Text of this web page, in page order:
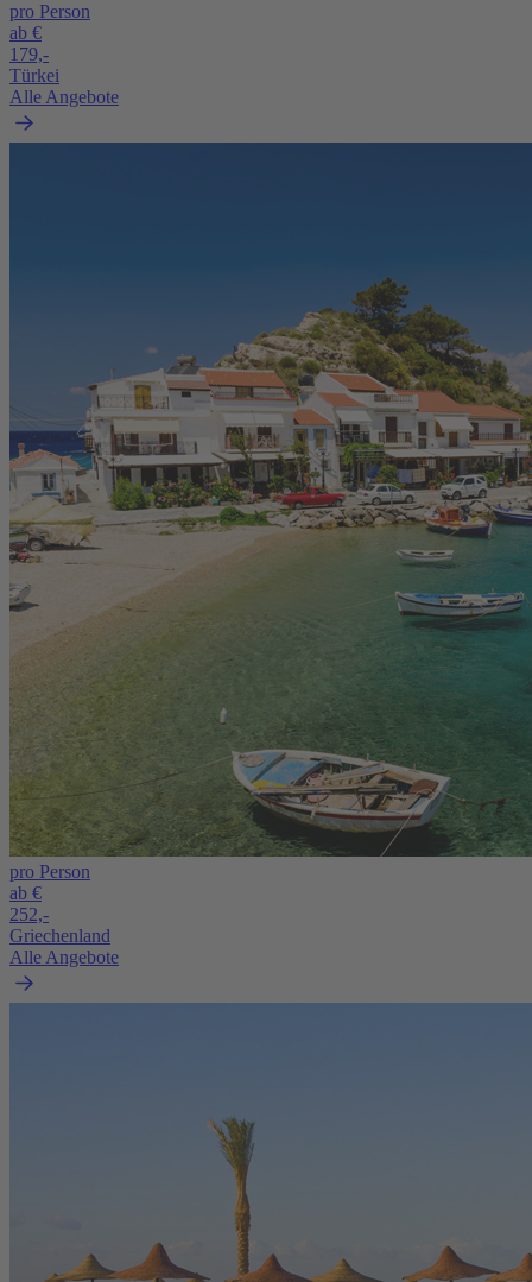
pro Person
ab €
179,-
Türkei
Alle Angebote
pro Person
ab €
252,-
Griechenland
Alle Angebote